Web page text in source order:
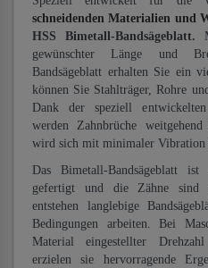
schneidenden Materialien und
HSS Bimetall-Bandsägeblatt.
gewünschter Länge und
Bandsägeblatt erhalten Sie ein
können Sie Stahlträger, Rohre
Dank der speziell
werden Zahnbrüche
wird sich mit minimaler Vibration
Das Bimetall-Bandsägeblatt ist
gefertigt und die Zähne sind
entstehen langlebige
Bedingungen arbeiten. Bei
Material eingestellter
erzielen sie hervorragende